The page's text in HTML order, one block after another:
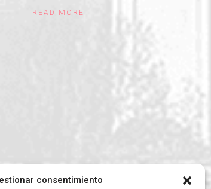
consentimiento
READ MORE